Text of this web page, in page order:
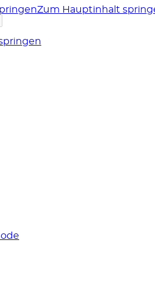
Zum Hauptinhalt